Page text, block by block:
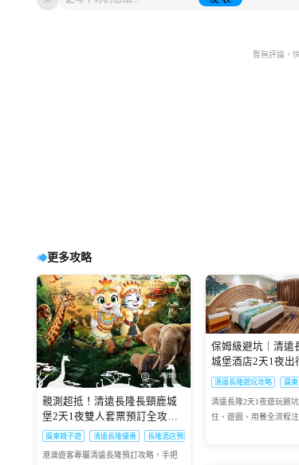
暫無評論，
更多攻略
瀏覽3
親測超抵！清遠長隆長頸鹿城
堡2天1夜雙人套票預訂全攻略
✨廣東親子遊 清遠長隆優惠 長隆酒店預訂
港澳遊客專屬清遠長隆預訂攻略，手把
保姆級避坑｜清遠
城堡酒店2天1夜
清遠長隆遊玩攻略 廣
清遠長隆2天1夜遊玩避
住、遊園、用餐全流程注
廣州融創雪世界熱雪奇跡7月-8
月營業時間
廣州融創雪世界 廣州熱雪奇跡門票
端午節將至，想要體驗熱熱鬧鬧又別具
一格的暑假？廣州融創樂園絕對是不二
之選。在這裏，傳統元素與現代遊樂設
施完美融合，八大精彩活動帶你嗨翻整
個假期，讓你的暑假不再千...
香港地鐵圖高清版大圖（2026
年最新）
香港港鐵自1979年起一直致力為乘客提
供既安全又快捷可靠的市區列車服務。
由中環及銅鑼灣的商業中心區連接至新
界以及大嶼山，讓旅客享受更舒適方便
的旅程。為您帶來的最新香...
【2026澳門自助山攻略】上葡
京自助山晚餐有冇龍蝦？即叫
即煮海鮮回本必食！附
HopeTrip最新優惠及免費穿梭
巴士交通指南
2026年去澳門食 Buffet，首選必定是上葡
京「自助山」！本文為你實測最新菜
單：究竟自助山晚餐有冇龍蝦？即開生
蠔、戶外燒烤點樣食先最快回本？即睇
HopeTrip 為你準備的最新...
【2026 澳門新葡京日夜自助
餐】不用 $200 港幣食到五星級
Buffet！最新午餐/晚餐價錢、
必食海鮮與厚切刺身攻略
2026 澳門平價 Buffet 激推！位於澳門半
島市中心的新葡京酒店「日夜自助餐」
全新登場，經 HopeTrip 預訂午餐最低
HKD 141 起，成人更不用 $200！內文實
測必食冰鎮海鮮、即切...
親測超抵！新加坡聖淘沙纜車
+時光之翼套票避坑攻略✨
新加坡旅遊 聖淘沙時光之翼 花柏山纜車
港澳旅客實測新加坡花柏山纜車+時光之
翼煙火套票遊玩攻略，包含避坑技巧、
行程亮點，輕鬆解鎖獅城絕美夜景
2
會安隱藏玩法🔥親測巴畝椰林
竹籃船超抵玩指南
會安椰林竹籃船 巴畝椰林 甘清村
親測會安巴畝椰林竹籃船真實體驗，分
享港澳遊客專屬避坑技巧、行程亮點，
教你平價預訂高性價比會安生態遊行
程。
實測夯爆關西一日遊！姬路花
火+勝尾寺+三田奧萊玩到賺翻
😆
2026姬路花火大會 神户三田outlet 勝尾寺達摩
台灣遊客專屬關西一日遊真實體驗分
享，完整還原勝尾寺祈福、三田奧萊購
物、姬路海上花火遊玩細節，參考性滿
分
夯爆名古屋中部行程！伊吹山
徒步+長島奧萊+温泉超讚體驗
名古屋周邊景點 伊吹山高山花海 長島奧特萊斯
台灣遊客最愛名古屋一日遊實測，伊吹
山絕美風景超好拍、長島奧萊折扣超
殺、温泉放鬆超療癒，全程鬆弛不趕路
深圳前海冰雪世界門票(熱雪奇
跡)
HKD245起 可預訂明天
澳門新濠天地水舞間-水上歌舞
劇門票
HKD372起 可預訂明天